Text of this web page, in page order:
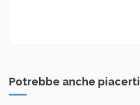
Potrebbe anche piacerti